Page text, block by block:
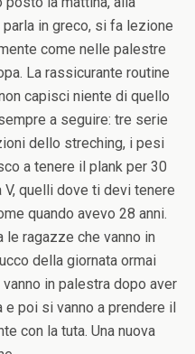
in greco, si fa lezione
come nelle palestre
La rassicurante routine
capisci niente di quello
a seguire: tre serie
dello streching, i pesi
a tenere il plank per 30
quelli dove ti devi tenere
quando avevo 28 anni.
ragazze che vanno in
della giornata ormai
in palestra dopo aver
poi si vanno a prendere il
con la tuta. Una nuova